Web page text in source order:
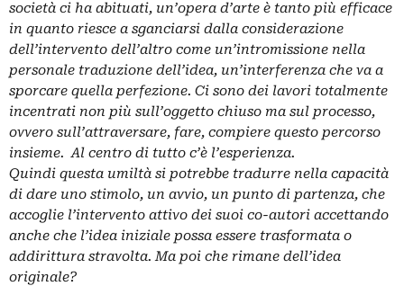
società ci ha abituati, un’opera d’arte è tanto più efficace
in quanto riesce a sganciarsi dalla considerazione
dell’intervento dell’altro come un’intromissione nella
personale traduzione dell’idea, un’interferenza che va a
sporcare quella perfezione. Ci sono dei lavori totalmente
incentrati non più sull’oggetto chiuso ma sul processo,
ovvero sull’attraversare, fare, compiere questo percorso
insieme. Al centro di tutto c’è l’esperienza.
Quindi questa umiltà si potrebbe tradurre nella capacità
di dare uno stimolo, un avvio, un punto di partenza, che
accoglie l’intervento attivo dei suoi co-autori accettando
anche che l’idea iniziale possa essere trasformata o
addirittura stravolta. Ma poi che rimane dell’idea
originale?